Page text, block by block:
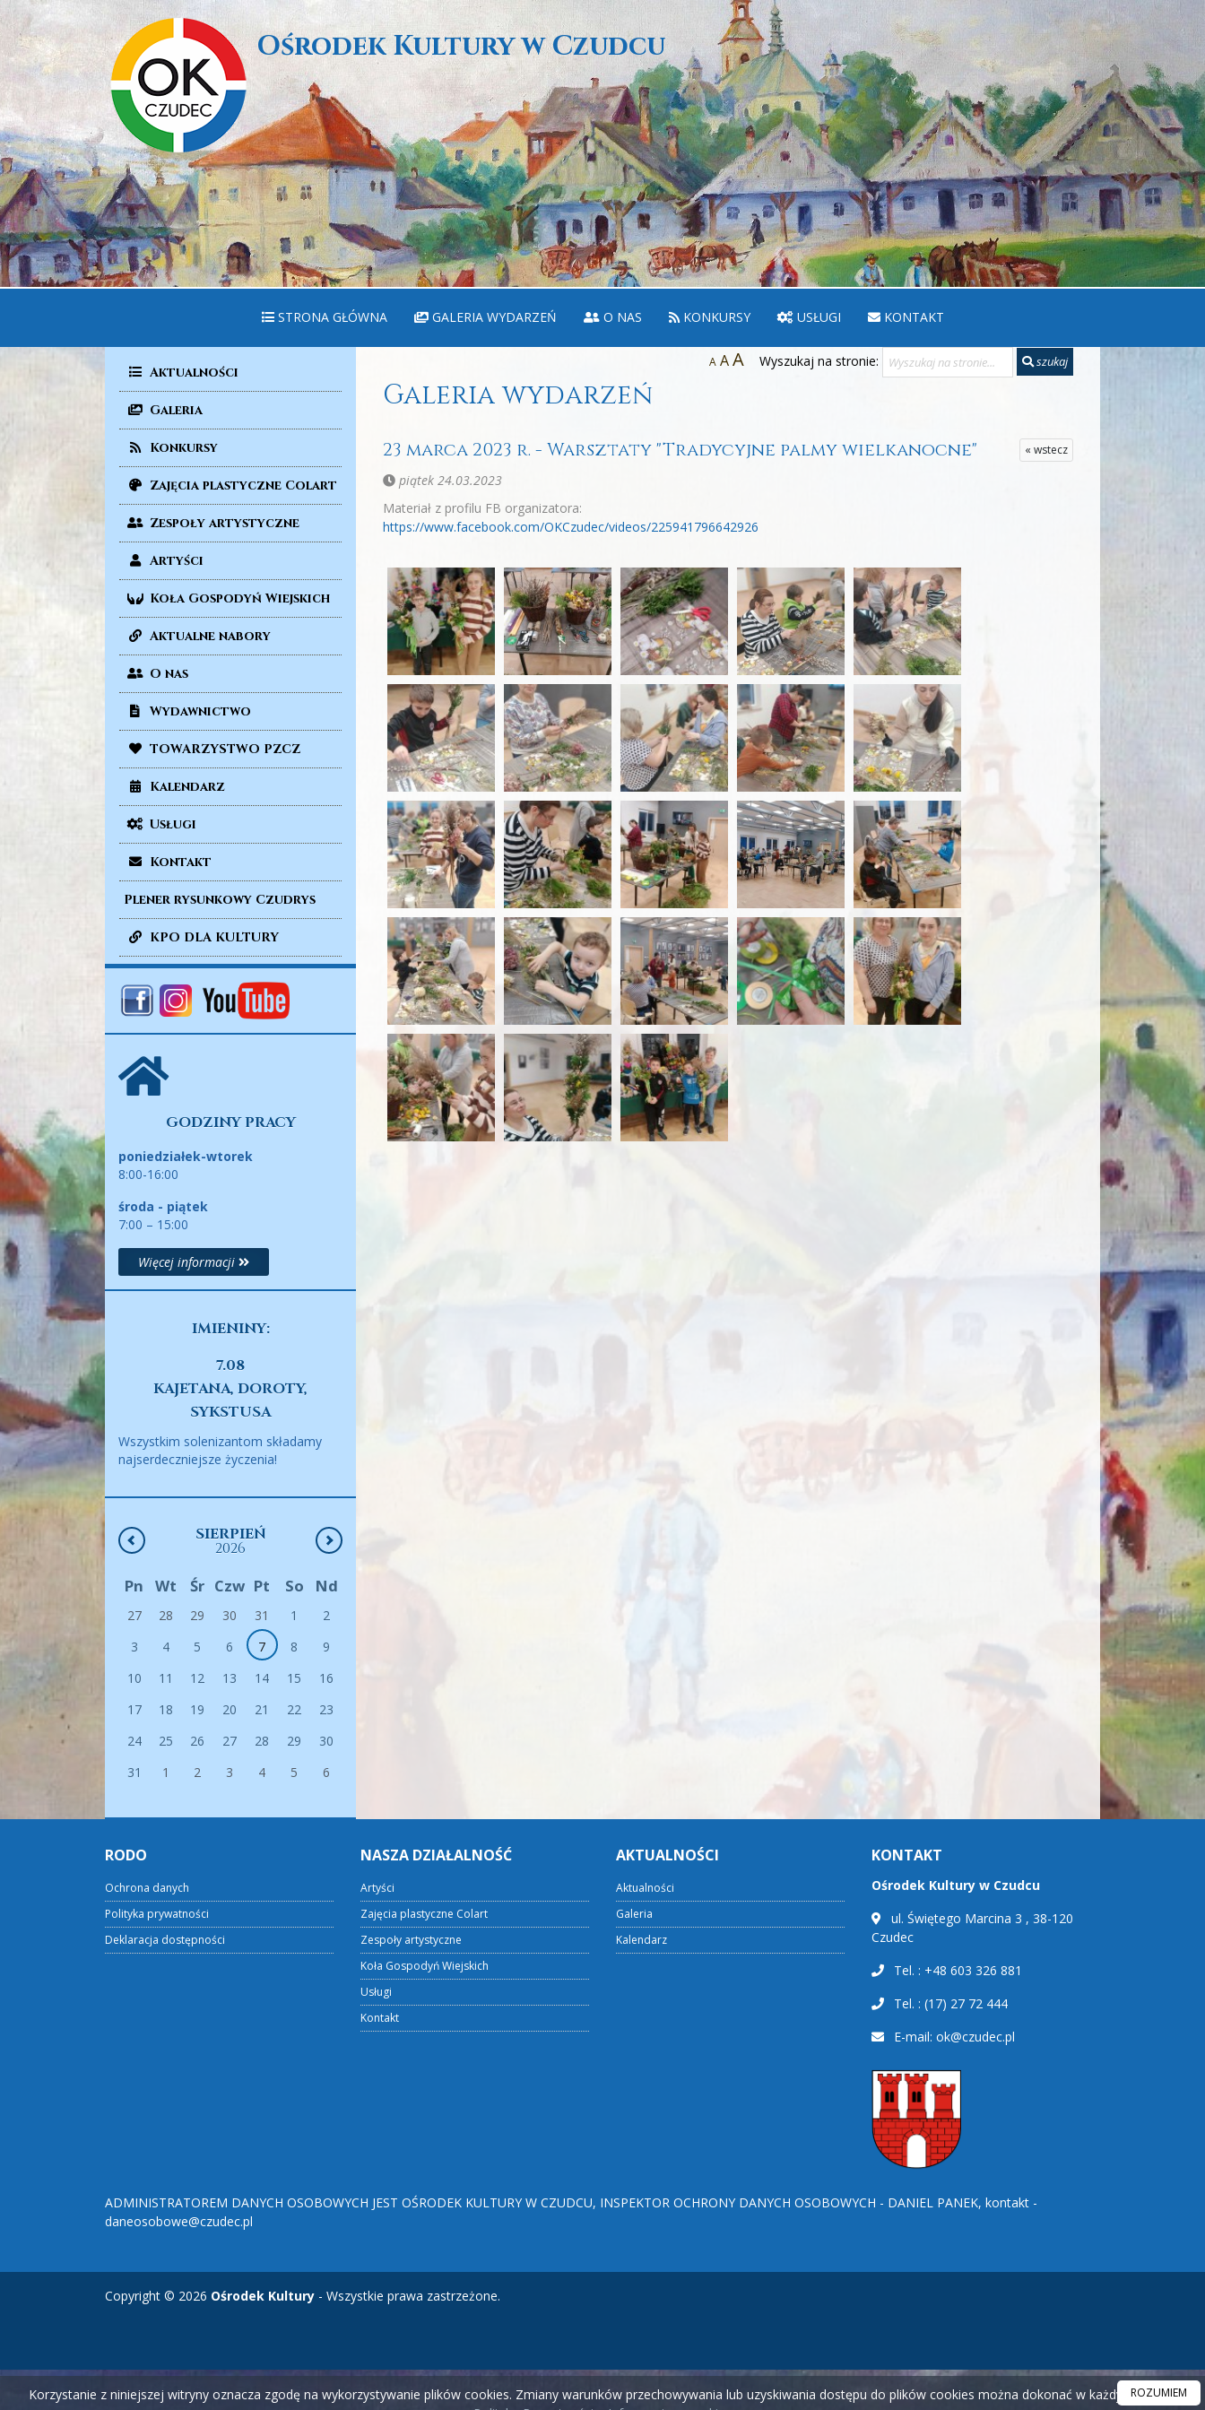
Ośrodek Kultury w Czudcu
STRONA GŁÓWNA GALERIA WYDARZEŃ O NAS KONKURSY USŁUGI KONTAKT
Aktualności
Galeria
Konkursy
Zajęcia plastyczne Colart
Zespoły artystyczne
Artyści
Koła Gospodyń Wiejskich
Aktualne nabory
O nas
Wydawnictwo
TOWARZYSTWO PZCZ
Kalendarz
Usługi
Kontakt
Plener rysunkowy Czudrys
KPO DLA KULTURY
GODZINY PRACY
poniedziałek-wtorek
8:00-16:00
środa - piątek
7:00 – 15:00
Więcej informacji
IMIENINY:
7.08
KAJETANA, DOROTY,
SYKSTUSA
Wszystkim solenizantom składamy
najserdeczniejsze życzenia!
SIERPIEŃ
2026
Pn Wt Śr Czw Pt So Nd
27 28 29 30 31 1
2
3
4 5 6 7 8
9
10
11 12 13 14 15
16
17
18 19 20 21 22
23
24
25 26 27 28 29
30
31
1 2 3 4 5 6
A AA Wyszukaj na stronie: szukaj
Galeria wydarzeń
« wstecz
23 marca 2023 r. - Warsztaty "Tradycyjne palmy wielkanocne"
piątek 24.03.2023
Materiał z profilu FB organizatora:
https://www.facebook.com/OKCzudec/videos/225941796642926
RODO
Ochrona danych
Polityka prywatności
Deklaracja dostępności
NASZA DZIAŁALNOŚĆ
Artyści
Zajęcia plastyczne Colart
Zespoły artystyczne
Koła Gospodyń Wiejskich
Usługi
Kontakt
AKTUALNOŚCI
Aktualności
Galeria
Kalendarz
KONTAKT
Ośrodek Kultury w Czudcu
ul. Świętego Marcina 3 , 38-120
Czudec
Tel. : +48 603 326 881
Tel. : (17) 27 72 444
E-mail: ok@czudec.pl
ADMINISTRATOREM DANYCH OSOBOWYCH JEST OŚRODEK KULTURY W CZUDCU, INSPEKTOR OCHRONY DANYCH OSOBOWYCH - DANIEL PANEK, kontakt -
daneosobowe@czudec.pl
Copyright © 2026 Ośrodek Kultury - Wszystkie prawa zastrzeżone.
Korzystanie z niniejszej witryny oznacza zgodę na wykorzystywanie plików cookies. Zmiany warunków przechowywania lub uzyskiwania dostępu do plików cookies można dokonać w każdym czasie.
ROZUMIEM